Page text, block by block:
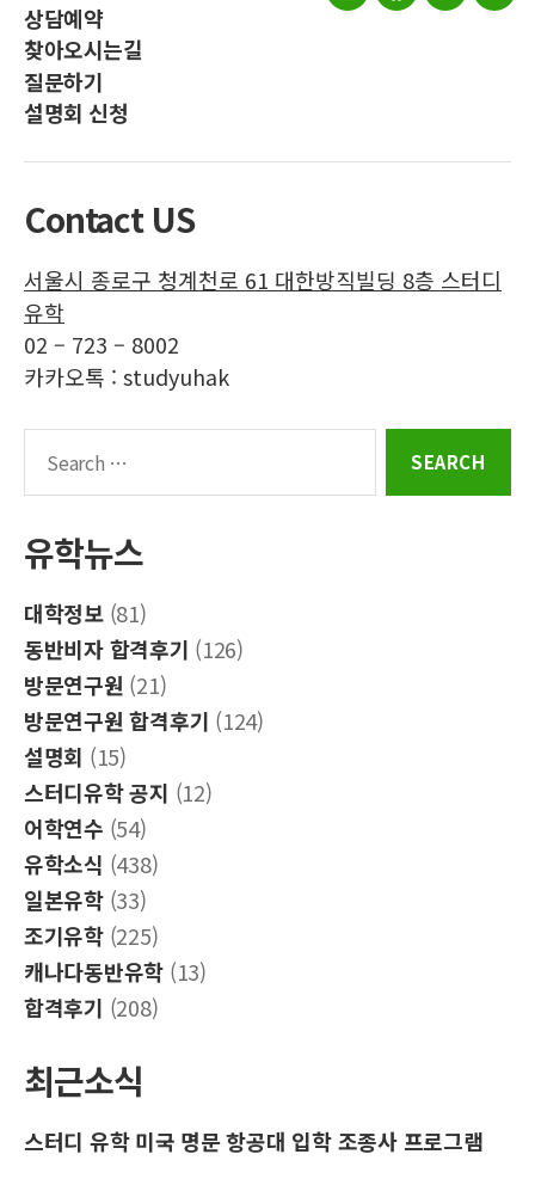
상담예약
찾아오시는길
질문하기
설명회 신청
인
램
페
공
그
트
Contact US
서울시 종로구 청계천로 61 대한방직빌딩 8층 스터디
유학
02 – 723 – 8002
카카오톡 : studyuhak
유학뉴스
대학정보(81)
동반비자 합격후기 (126)
방문연구원 (21)
방문연구원 합격후기 (124)
설명회 (15)
스터디유학 공지 (12)
어학연수 (54)
유학소식 (438)
일본유학(33)
조기유학(225)
캐나다동반유학 (13)
합격후기 (208)
최근소식
스터디 유학 미국 명문 항공대 입학 조종사 프로그램